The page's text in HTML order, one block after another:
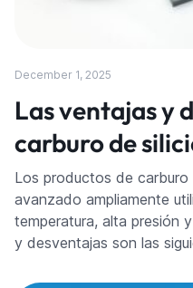
December 1, 2025
Las ventajas y
carburo de
Los productos de carburo
avanzado ampliamente
temperatura, alta presión
y desventajas son las